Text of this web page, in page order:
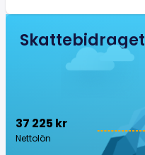
Skattebidraget
37 225 kr
Nettolön